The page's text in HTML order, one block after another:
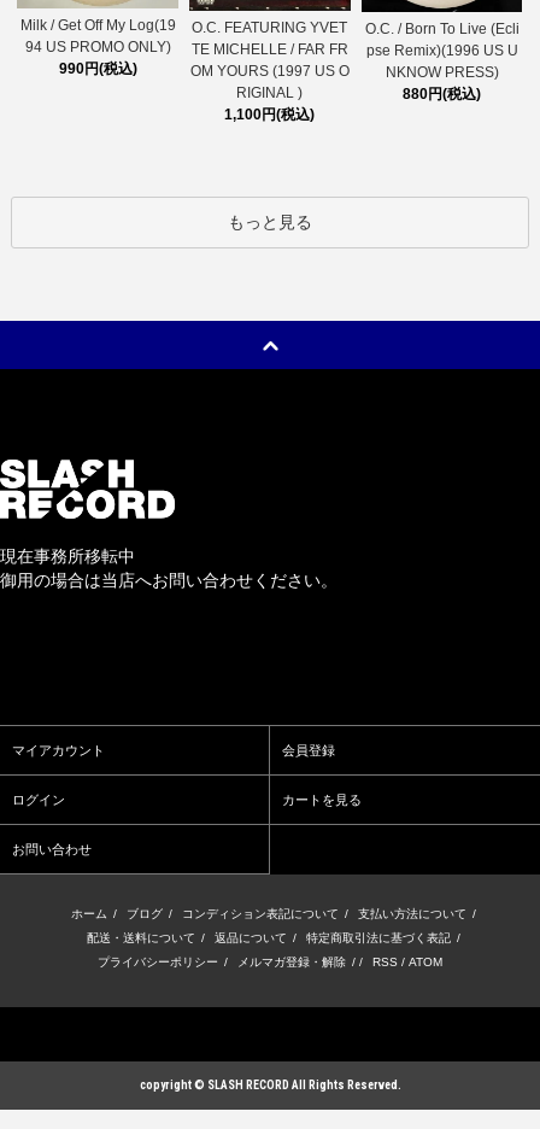
Milk / Get Off My Log(19
94 US PROMO ONLY)
990円(税込)
O.C. FEATURING YVET
TE MICHELLE / FAR FR
OM YOURS (1997 US O
RIGINAL )
1,100円(税込)
O.C. / Born To Live (Ecli
pse Remix)(1996 US U
NKNOW PRESS)
880円(税込)
もっと見る
現在事務所移転中
御用の場合は当店へお問い合わせください。
マイアカウント 会員登録
ログイン カートを見る
お問い合わせ
ホーム / ブログ / コンディション表記について / 支払い方法について /
配送・送料について / 返品について / 特定商取引法に基づく表記 /
プライバシーポリシー / メルマガ登録・解除 / / RSS / ATOM
copyright © SLASH RECORD All Rights Reserved.